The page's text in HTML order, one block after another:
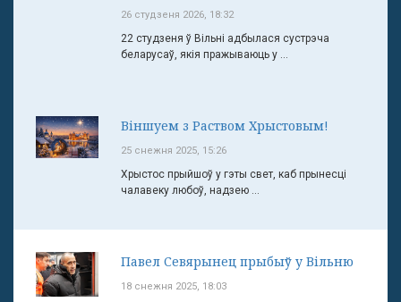
26 студзеня 2026, 18:32
22 студзеня ў Вільні адбылася сустрэча
беларусаў, якія пражываюць у ...
Віншуем з Раством Хрыстовым!
25 снежня 2025, 15:26
Хрыстос прыйшоў у гэты свет, каб прынесці
чалавеку любоў, надзею ...
Павел Севярынец прыбыў у Вільню
18 снежня 2025, 18:03